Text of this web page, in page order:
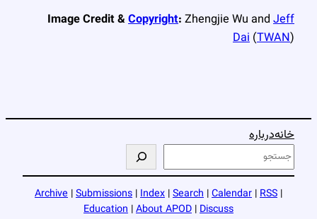
Image Credit &Copyright:Zhengjie Wu andJeff
Dai(TWAN)
خانهدرباره
ج
س
Archive |Submissions |Index |Search |Calendar |RSS |
Education |About APOD |Discuss